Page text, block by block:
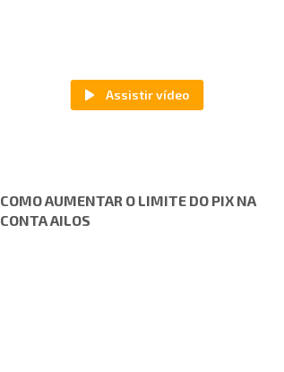
COMO AUMENTAR O LIMITE DO PIX NA
CONTA AILOS